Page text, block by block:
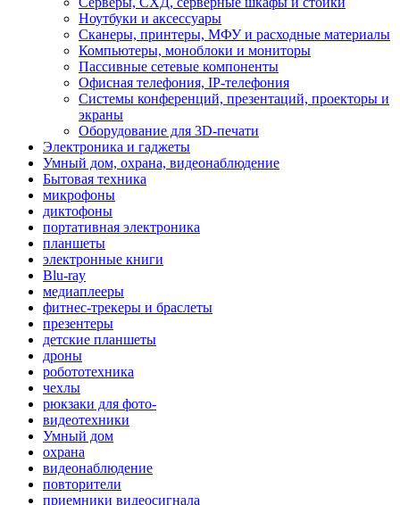
Ноутбуки и аксессуары
Сканеры, принтеры, МФУ и расходные материалы
Компьютеры, моноблоки и мониторы
Пассивные сетевые компоненты
Офисная телефония, IP-телефония
Системы конференций, презентаций, проекторы и
экраны
Оборудование для 3D-печати
Электроника и гаджеты
Умный дом, охрана, видеонаблюдение
Бытовая техника
микрофоны
диктофоны
портативная электроника
планшеты
электронные книги
Blu-ray
медиаплееры
фитнес-трекеры и браслеты
презентеры
детские планшеты
дроны
робототехника
чехлы
рюкзаки для фото-
видеотехники
Умный дом
охрана
видеонаблюдение
повторители
приемники видеосигнала